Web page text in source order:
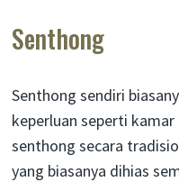
Senthong
Senthong sendiri
keperluan seperti
senthong secara
yang biasanya dihias